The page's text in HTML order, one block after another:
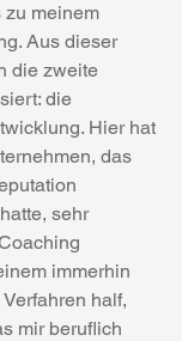
zu meinem
Aus dieser
die zweite
die
Hier hat
das
sehr
immerhin
half,
mir beruflich